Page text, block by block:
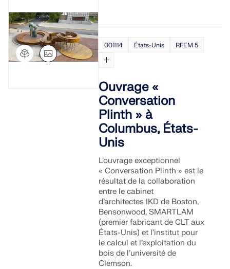
001114 États-Unis RFEM 5
Ouvrage «
Conversation
Plinth » à
Columbus, États-
Unis
L'ouvrage exceptionnel
« Conversation Plinth » est le
résultat de la collaboration
entre le cabinet
d’architectes IKD de Boston,
Bensonwood, SMARTLAM
(premier fabricant de CLT aux
États-Unis) et l’institut pour
le calcul et l’exploitation du
bois de l’université de
Clemson.